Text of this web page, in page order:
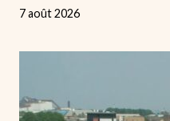
7 août 2026